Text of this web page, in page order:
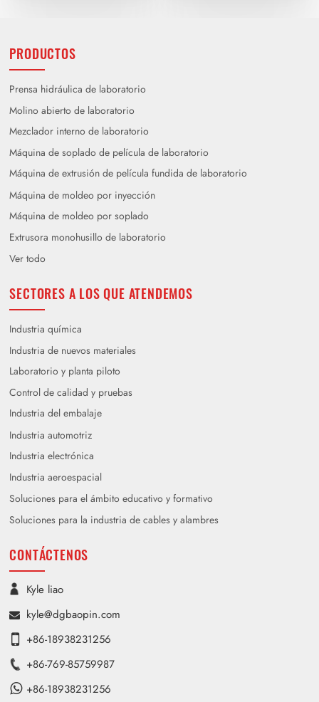
PRODUCTOS
Prensa hidráulica de laboratorio
Molino abierto de laboratorio
Mezclador interno de laboratorio
Máquina de soplado de película de laboratorio
Máquina de extrusión de película fundida de laboratorio
Máquina de moldeo por inyección
Máquina de moldeo por soplado
Extrusora monohusillo de laboratorio
Ver todo
SECTORES A LOS QUE ATENDEMOS
Industria química
Industria de nuevos materiales
Laboratorio y planta piloto
Control de calidad y pruebas
Industria del embalaje
Industria automotriz
Industria electrónica
Industria aeroespacial
Soluciones para el ámbito educativo y formativo
Soluciones para la industria de cables y alambres
CONTÁCTENOS
Kyle liao
kyle@dgbaopin.com
+86-18938231256
+86-769-85759987
+86-18938231256